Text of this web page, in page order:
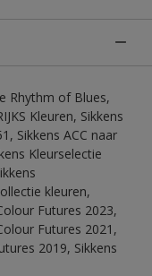
Rhythm of Blues,
Kleuren, Sikkens
Sikkens ACC naar
Kleurselectie
kleuren,
Futures 2023,
Futures 2021,
2019, Sikkens